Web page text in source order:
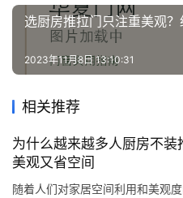
选厨房推拉门只注重美观
2023年11月8日 13:10:31
相关推荐
为什么越来越多人厨房不装
美观又省空间
随着人们对家居空间利用和美观